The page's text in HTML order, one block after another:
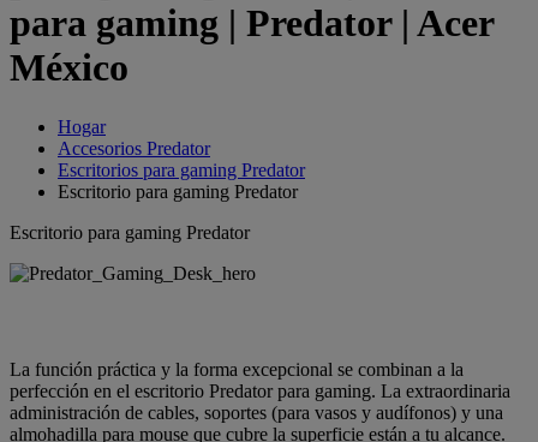
para gaming | Predator | Acer
México
Hogar
Accesorios Predator
Escritorios para gaming Predator
Escritorio para gaming Predator
Escritorio para gaming Predator
La función práctica y la forma excepcional se combinan a la
perfección en el escritorio Predator para gaming. La extraordinaria
administración de cables, soportes (para vasos y audífonos) y una
almohadilla para mouse que cubre la superficie están a tu alcance.